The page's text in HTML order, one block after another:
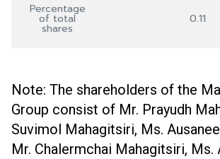
Percentage
of total
shares
0.11
Note: The shareholders of the
Group consist of Mr. Prayudh
Suvimol Mahagitsiri, Ms.
Mr. Chalermchai Mahagitsiri, Ms.